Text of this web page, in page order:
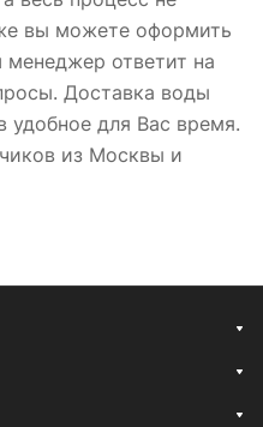
вы можете оформить
менеджер ответит на
Доставка воды
для Вас время.
из Москвы и